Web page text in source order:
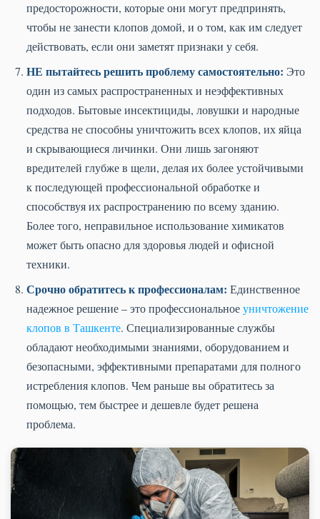
предосторожности, которые они могут предпринять,
чтобы не занести клопов домой, и о том, как им следует
действовать, если они заметят признаки у себя.
НЕ пытайтесь решить проблему самостоятельно: Это
один из самых распространенных и неэффективных
подходов. Бытовые инсектициды, ловушки и народные
средства не способны уничтожить всех клопов, их яйца
и скрывающиеся личинки. Они лишь загоняют
вредителей глубже в щели, делая их более устойчивыми
к последующей профессиональной обработке и
способствуя их распространению по всему зданию.
Более того, неправильное использование химикатов
может быть опасно для здоровья людей и офисной
техники.
Срочно обратитесь к профессионалам: Единственное
надежное решение – это профессиональноеуничтожение
клопов в Ташкенте. Специализированные службы
обладают необходимыми знаниями, оборудованием и
безопасными, эффективными препаратами для полного
истребления клопов. Чем раньше вы обратитесь за
помощью, тем быстрее и дешевле будет решена
проблема.